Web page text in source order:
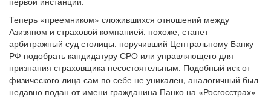
Теперь «преемником» сложившихся отношений между
Азизяном и страховой компанией, похоже, станет
арбитражный суд столицы, поручивший Центральному Банку
РФ подобрать кандидатуру СРО или управляющего для
признания страховщика несостоятельным. Подобный иск от
физического лица сам по себе не уникален, аналогичный был
недавно подан от имени гражданина Панко на «Росгосстрах»
Москвы. Будучи не в силах получить свои «законные» или